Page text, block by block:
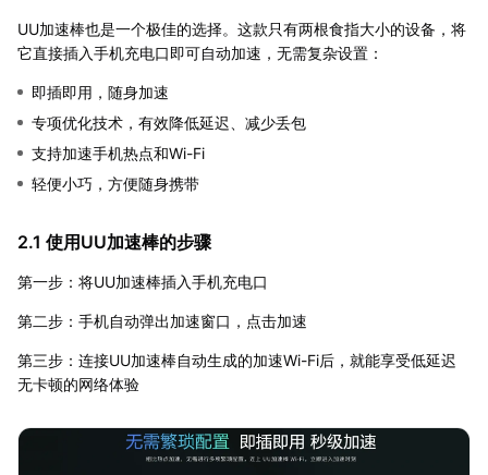
UU加速棒也是一个极佳的选择。这款只有两根食指大小的设备，将
它直接插入手机充电口即可自动加速，无需复杂设置：
即插即用，随身加速
专项优化技术，有效降低延迟、减少丢包
支持加速手机热点和Wi-Fi
轻便小巧，方便随身携带
2.1 使用UU加速棒的步骤
第一步：将UU加速棒插入手机充电口
第二步：手机自动弹出加速窗口，点击加速
第三步：连接UU加速棒自动生成的加速Wi-Fi后，就能享受低延迟
无卡顿的网络体验